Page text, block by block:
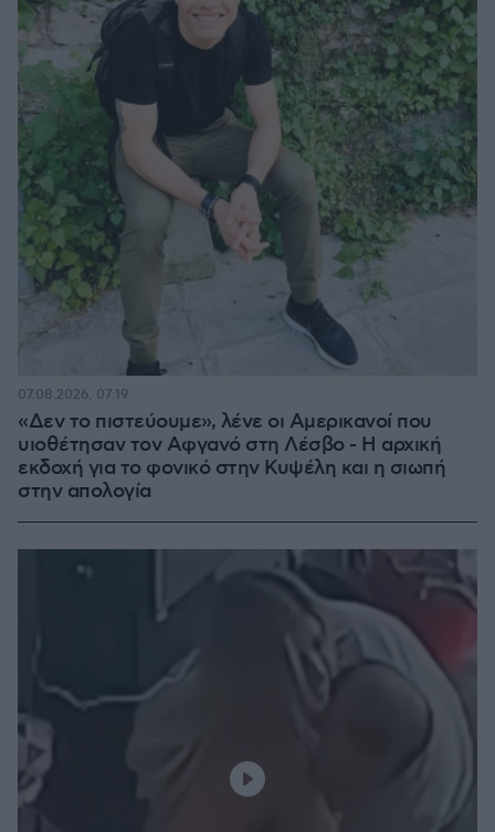
«Δεν το πιστεύουμε», λένε οι Αμερικανοί που
υιοθέτησαν τον Αφγανό στη Λέσβο - Η αρχική
εκδοχή για το φονικό στην Κυψέλη και η σιωπή
στην απολογία
07.08.2026, 07:19